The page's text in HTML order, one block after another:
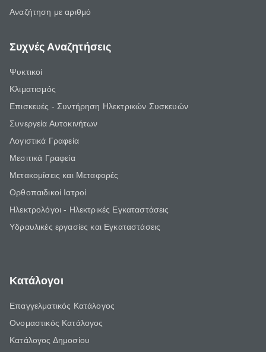
Αναζήτηση με αριθμό
Συχνές Αναζητήσεις
Ψυκτικοί
Κλιματισμός
Επισκευές - Συντήρηση Ηλεκτρικών Συσκευών
Συνεργεία Αυτοκινήτων
Λογιστικά Γραφεία
Μεσιτικά Γραφεία
Μετακομίσεις και Μεταφορές
Ορθοπαιδικοί Ιατροί
Ηλεκτρολόγοι - Ηλεκτρικές Εγκαταστάσεις
Υδραυλικές εργασίες και Εγκαταστάσεις
Κατάλογοι
Επαγγελματικός Κατάλογος
Ονομαστικός Κατάλογος
Κατάλογος Δημοσίου